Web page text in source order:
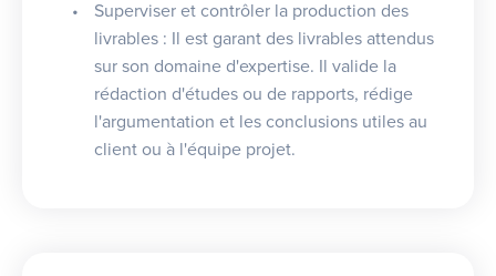
Superviser et contrôler la production des
livrables : Il est garant des livrables attendus
sur son domaine d'expertise. Il valide la
rédaction d'études ou de rapports, rédige
l'argumentation et les conclusions utiles au
client ou à l'équipe projet.